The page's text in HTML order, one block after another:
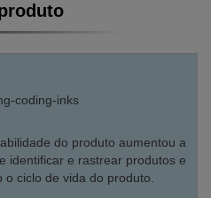
do produto aumentou a
identificar e rastrear produtos e
ciclo de vida do produto.